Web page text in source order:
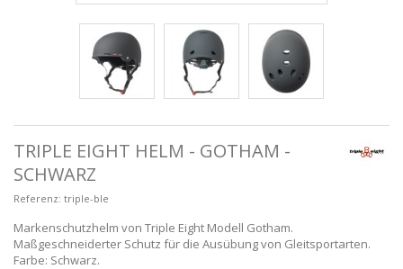
TRIPLE EIGHT HELM - GOTHAM -
SCHWARZ
Referenz: triple-ble
Markenschutzhelm von Triple Eight Modell Gotham.
Maßgeschneiderter Schutz für die Ausübung von Gleitsportarten.
Farbe: Schwarz.